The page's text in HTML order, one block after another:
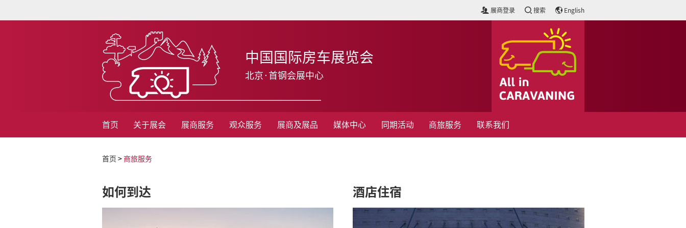
展商登录 搜索 English
中国国际房车展览会
北京·首钢会展中心
首页 关于展会 展商服务 观众服务 展商及展品 媒体中心 同期活动 商旅服务 联系我们
首页 > 商旅服务
如何到达 酒店住宿